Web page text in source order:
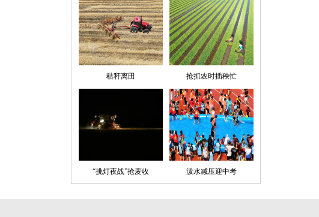
秸秆离田 抢抓农时插秧忙
“挑灯夜战”抢麦收 泼水减压迎中考